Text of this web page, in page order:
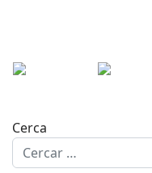
Cerca